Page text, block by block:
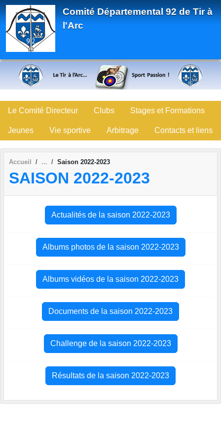
Comité Départemental 92 de Tir à
l'Arc
Le Comité Directeur Clubs Stages et Formations
Jeunes Vie sportive Arbitrage Contacts et liens
Accueil Saison 2022-2023
SAISON 2022-2023
Actualités de la saison 2022-2023
Albums photos de la saison 2022-2023
Albums vidéos de la saison 2022-2023
Documents de la saison 2022-2023
Challenge de la saison 2022-2023
Résultats de la saison 2022-2023
Panneau de gestion des cookies